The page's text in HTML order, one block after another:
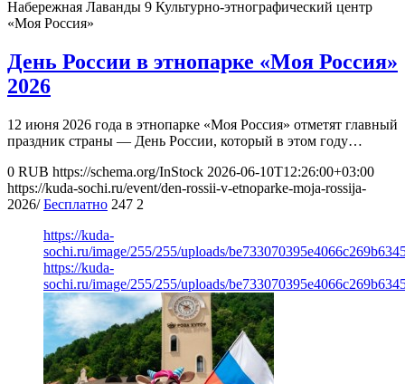
Набережная Лаванды 9 Культурно-этнографический центр
«Моя Россия»
День России в этнопарке «Моя Россия»
2026
12 июня 2026 года в этнопарке «Моя Россия» отметят главный
праздник страны — День России, который в этом году…
0 RUB https://schema.org/InStock 2026-06-10T12:26:00+03:00
https://kuda-sochi.ru/event/den-rossii-v-etnoparke-moja-rossija-
2026/ Бесплатно 247 2
https://kuda-
sochi.ru/image/255/255/uploads/
https://kuda-
sochi.ru/image/255/255/uploads/